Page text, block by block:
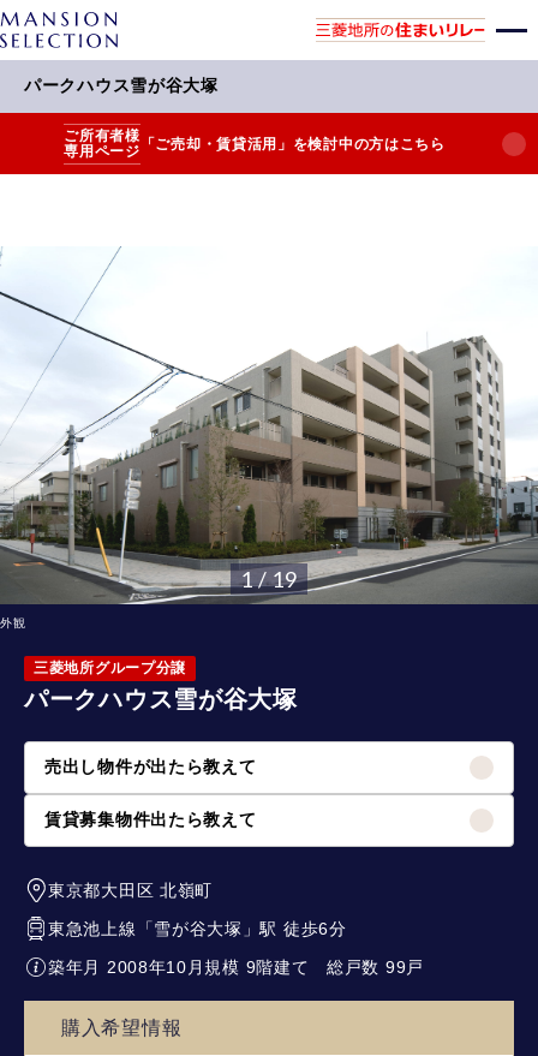
パークハウス雪が谷大塚
ご所有者様
専用ページ 「ご売却・賃貸活用」を検討中の方はこちら
外観
1 / 19
三菱地所グループ分譲
パークハウス雪が谷大塚
売出し物件が出たら教えて
賃貸募集物件出たら教えて
東京都大田区 北嶺町
東急池上線 「雪が谷大塚 」駅 徒歩6分
築年月 2008年10月規模 9階建て総戸数 99戸
購入希望情報